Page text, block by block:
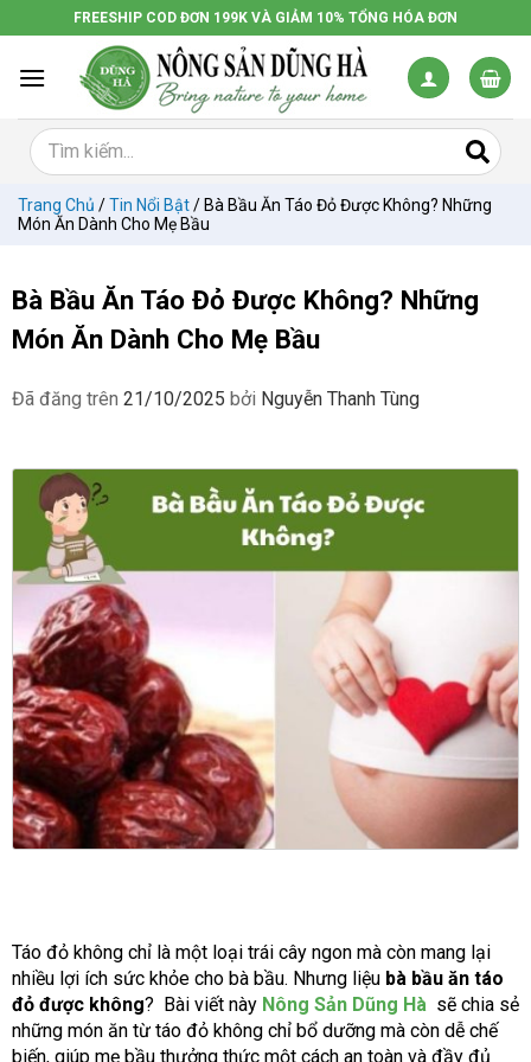
đến
dung
FREESHIP COD ĐƠN 199K VÀ GIẢM 10% TỔNG HÓA ĐƠN
Trang Chủ /Tin Nổi Bật/ Bà Bầu Ăn Táo Đỏ Được Không? Những
Món Ăn Dành Cho Mẹ Bầu
Bà Bầu Ăn Táo Đỏ Được Không? Những
Món Ăn Dành Cho Mẹ Bầu
Đã đăng trên 21/10/2025 bởi Nguyễn Thanh Tùng
Táo đỏ không chỉ là một loại trái cây ngon mà còn mang lại
nhiều lợi ích sức khỏe cho bà bầu. Nhưng liệu bà bầu ăn táo
đỏ được không? Bài viết này Nông Sản Dũng Hà sẽ chia sẻ
những món ăn từ táo đỏ không chỉ bổ dưỡng mà còn dễ chế
biến, giúp mẹ bầu thưởng thức một cách an toàn và đầy đủ